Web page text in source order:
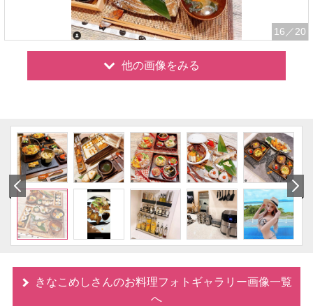
16 ／20
他の画像をみる
きなこめしさんのお料理フォトギャラリー画像一覧
へ